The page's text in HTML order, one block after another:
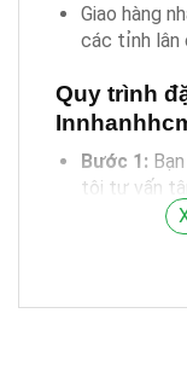
Giao hàng
các tỉnh lân
Quy trình
Bước 1:
tôi tư vấn
giấy nên
công ty,
và